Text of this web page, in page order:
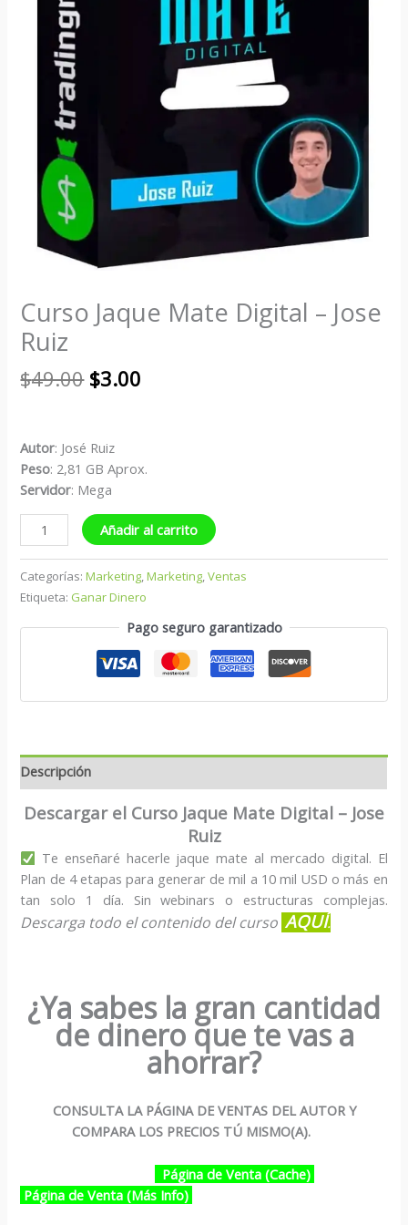
Curso Jaque Mate Digital – Jose
Ruiz
$49.00 $3.00
Autor: José Ruiz
Peso: 2,81 GB Aprox.
Servidor: Mega
Añadir al carrito
Categorías:Marketing,Marketing,Ventas
Etiqueta: Ganar Dinero
Pago seguro garantizado
Descripción
Descargar el Curso Jaque Mate Digital – Jose
Ruiz
Te enseñaré hacerle jaque mate al mercado digital. El
Plan de 4 etapas para generar de mil a 10 mil USD o más en
tan solo 1 día. Sin webinars o estructuras complejas.
Descarga todo el contenido del curso AQUÍ.
¿Ya sabes la gran cantidad
de dinero que te vas a
ahorrar?
CONSULTA LA PÁGINA DE VENTAS DEL AUTOR Y
COMPARA LOS PRECIOS TÚ MISMO(A).
Página de Venta (Cache)
Página de Venta (Más Info)